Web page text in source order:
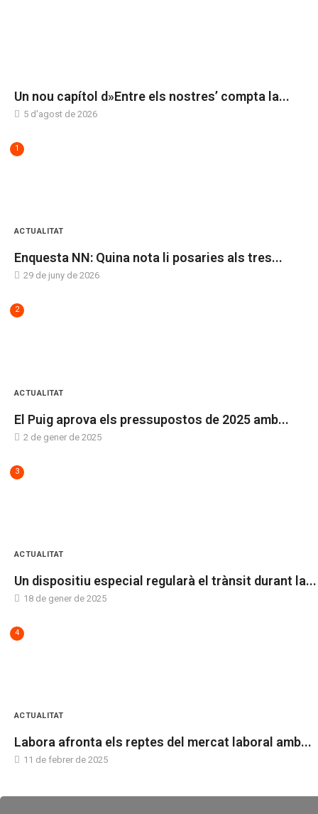
Un nou capítol d»Entre els nostres’ compta la...
5 d'agost de 2026
1
ACTUALITAT
Enquesta NN: Quina nota li posaries als tres...
29 de juny de 2026
2
ACTUALITAT
El Puig aprova els pressupostos de 2025 amb...
2 de gener de 2025
3
ACTUALITAT
Un dispositiu especial regularà el trànsit durant la...
18 de gener de 2025
4
ACTUALITAT
Labora afronta els reptes del mercat laboral amb...
11 de febrer de 2025